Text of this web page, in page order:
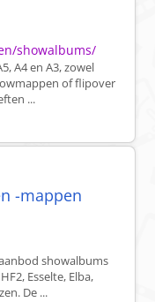
showalbums/
A4 en A3, zowel
of flipover
...
-mappen
showalbums
Esselte, Elba,
De ...